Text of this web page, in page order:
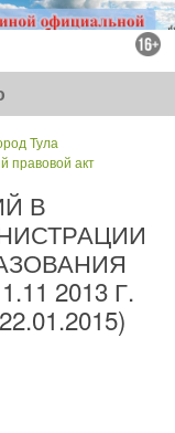
Тула
правовой акт
В
2013 Г.